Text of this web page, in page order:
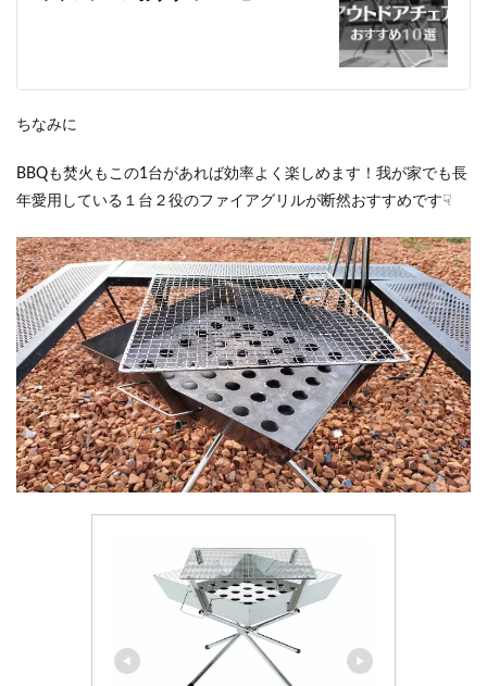
ちなみに
BBQも焚火もこの1台があれば効率よく楽しめます！我が家でも長
年愛用している１台２役のファイアグリルが断然おすすめです☟